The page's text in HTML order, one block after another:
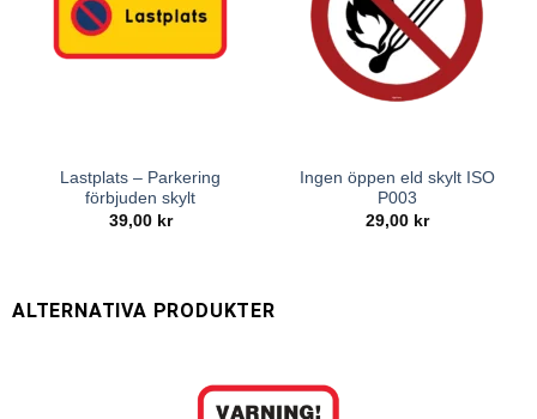
Lastplats – Parkering
förbjuden skylt
39,00 kr
Ingen öppen eld skylt ISO
P003
29,00 kr